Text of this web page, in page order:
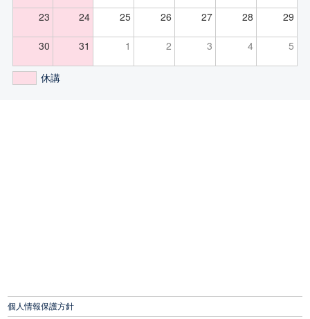
23 24 25 26 27 28 29
30 31 1 2 3 4 5
休講
個人情報保護方針